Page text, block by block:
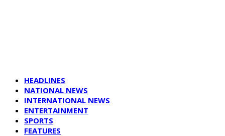
HEADLINES
NATIONAL NEWS
INTERNATIONAL NEWS
ENTERTAINMENT
SPORTS
FEATURES